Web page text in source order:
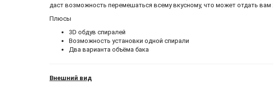
даст возможность перемешаться всему вкусному, что может отдать
Плюсы
3D обдув спиралей
Возможность установки одной спирали
Два варианта объёма бака
Внешний вид